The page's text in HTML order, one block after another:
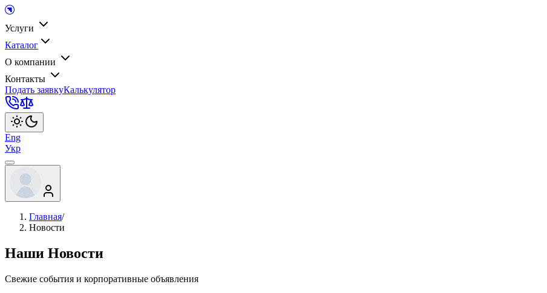
Услуги
Каталог
О компании
Контакты
Подать заявкуКалькулятор
Eng
Укр
Главная/
Новости
Наши Новости
Свежие события и корпоративные объявления